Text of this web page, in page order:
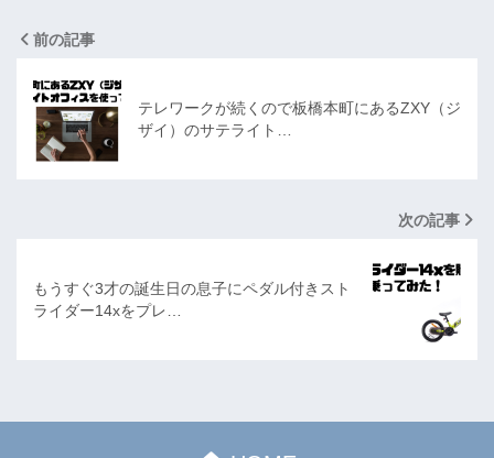
前の記事
テレワークが続くので板橋本町にあるZXY（ジ
ザイ）のサテライト…
次の記事
もうすぐ3才の誕生日の息子にペダル付きスト
ライダー14xをプレ…